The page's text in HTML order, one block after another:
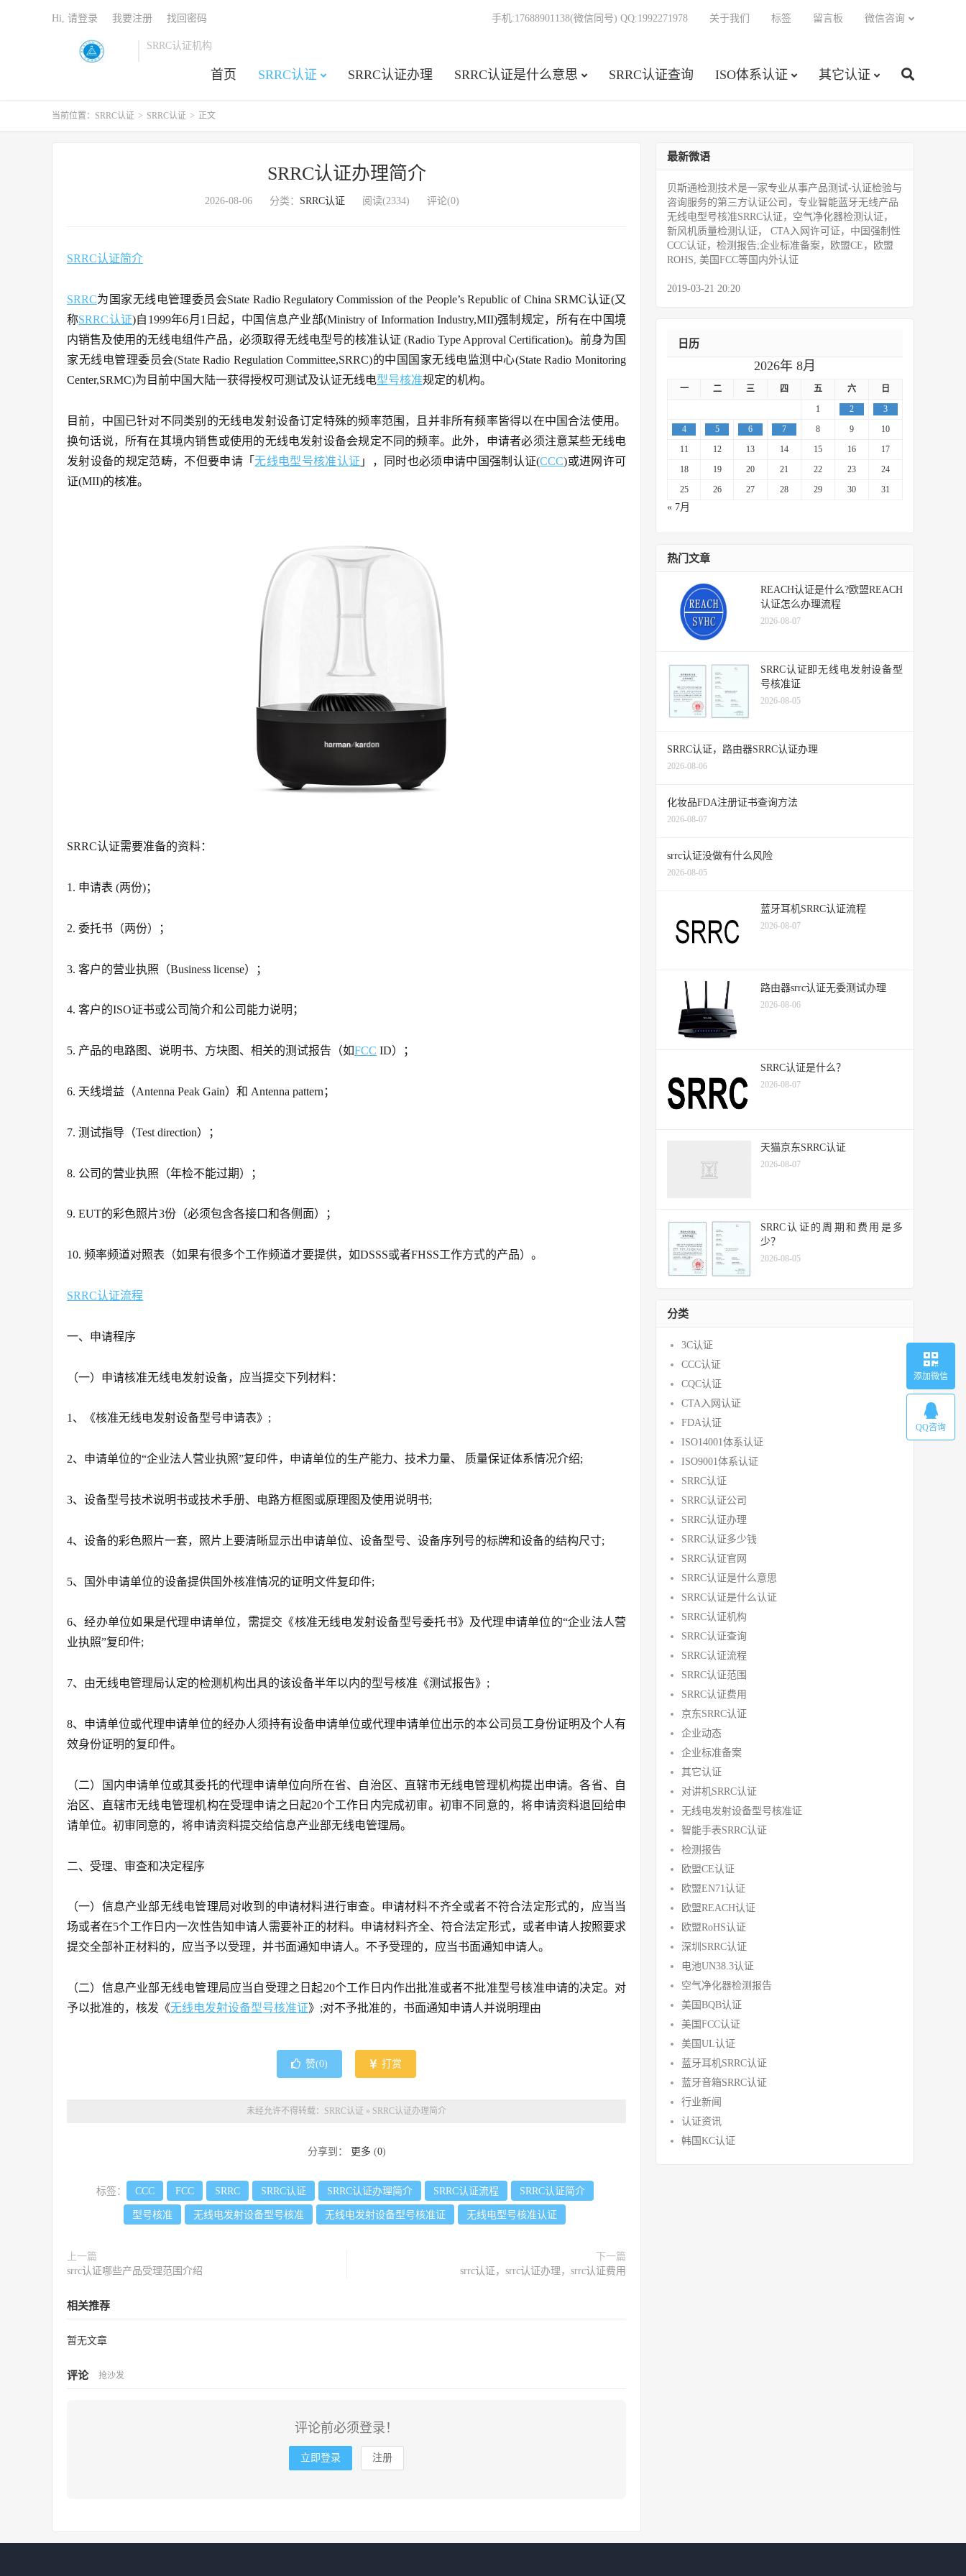
SRRC认证机构
首页 SRRC认证 SRRC认证办理 SRRC认证是什么意思 SRRC认证查询 ISO体系认证 其它认证
手机:17688901138(微信同号) QQ:1992271978 关于我们 标签 留言板 微信咨询
Hi, 请登录 我要注册 找回密码
当前位置： SRRC认证 > SRRC认证 > 正文
SRRC认证办理简介
2026-08-06 分类： SRRC认证 阅读(2334) 评论(0)
SRRC认证简介
SRRC为国家无线电管理委员会State Radio Regulatory Commission of the People’s Republic of China SRMC认证(又
称SRRC认证)自1999年6月1日起，中国信息产业部(Ministry of Information Industry,MII)强制规定，所有在中国境
内销售及使用的无线电组件产品，必须取得无线电型号的核准认证 (Radio Type Approval Certification)。前身为国
家无线电管理委员会(State Radio Regulation Committee,SRRC)的中国国家无线电监测中心(State Radio Monitoring
Center,SRMC)为目前中国大陆一获得授权可测试及认证无线电型号核准规定的机构。
目前，中国已针对不同类别的无线电发射设备订定特殊的频率范围，且并非所有频率皆得以在中国合法使用。
换句话说，所有在其境内销售或使用的无线电发射设备会规定不同的频率。此外，申请者必须注意某些无线电
发射设备的规定范畴，不但要申请「无线电型号核准认证 」，同时也必须申请中国强制认证(CCC)或进网许可
证(MII)的核准。
SRRC认证需要准备的资料：
1. 申请表 (两份)；
2. 委托书（两份）；
3. 客户的营业执照（Business license）；
4. 客户的ISO证书或公司简介和公司能力说明；
5. 产品的电路图、说明书、方块图、相关的测试报告（如FCC ID）；
6. 天线增益（Antenna Peak Gain）和 Antenna pattern；
7. 测试指导（Test direction）；
8. 公司的营业执照（年检不能过期）；
9. EUT的彩色照片3份（必须包含各接口和各侧面）；
10. 频率频道对照表（如果有很多个工作频道才要提供，如DSSS或者FHSS工作方式的产品）。
SRRC认证流程
一、申请程序
（一）申请核准无线电发射设备，应当提交下列材料：
1、《核准无线电发射设备型号申请表》;
2、申请单位的“企业法人营业执照”复印件，申请单位的生产能力、技术力量、 质量保证体系情况介绍;
3、设备型号技术说明书或技术手册、电路方框图或原理图及使用说明书;
4、设备的彩色照片一套，照片上要清晰显示出申请单位、设备型号、设备序列号的标牌和设备的结构尺寸;
5、国外申请单位的设备提供国外核准情况的证明文件复印件;
6、经办单位如果是代理申请单位，需提交《核准无线电发射设备型号委托书》及代理申请单位的“企业法人营
业执照”复印件;
7、由无线电管理局认定的检测机构出具的该设备半年以内的型号核准《测试报告》;
8、申请单位或代理申请单位的经办人须持有设备申请单位或代理申请单位出示的本公司员工身份证明及个人有
效身份证明的复印件。
（二）国内申请单位或其委托的代理申请单位向所在省、自治区、直辖市无线电管理机构提出申请。各省、自
治区、直辖市无线电管理机构在受理申请之日起20个工作日内完成初审。初审不同意的，将申请资料退回给申
请单位。初审同意的，将申请资料提交给信息产业部无线电管理局。
二、受理、审查和决定程序
（一）信息产业部无线电管理局对收到的申请材料进行审查。申请材料不齐全或者不符合法定形式的，应当当
场或者在5个工作日内一次性告知申请人需要补正的材料。申请材料齐全、符合法定形式，或者申请人按照要求
提交全部补正材料的，应当予以受理，并书面通知申请人。不予受理的，应当书面通知申请人。
（二）信息产业部无线电管理局应当自受理之日起20个工作日内作出批准或者不批准型号核准申请的决定。对
予以批准的，核发《无线电发射设备型号核准证》;对不予批准的，书面通知申请人并说明理由
赞(0) 打赏
未经允许不得转载： SRRC认证 » SRRC认证办理简介
分享到： 更多 (0)
标签： CCC FCC SRRC SRRC认证 SRRC认证办理简介 SRRC认证流程 SRRC认证简介
型号核准 无线电发射设备型号核准 无线电发射设备型号核准证 无线电型号核准认证
上一篇
srrc认证哪些产品受理范围介绍
下一篇
srrc认证，srrc认证办理，srrc认证费用
相关推荐
暂无文章
评论 抢沙发
评论前必须登录！
立即登录 注册
最新微语
贝斯通检测技术是一家专业从事产品测试­-认证检验与
咨询服务的第三方认证公司，专业智能蓝牙无线产品
无线电型号核准SRRC认证，空气净化器检测认证，
新风机质量检测认证， CTA入网许可证，中国强制性
CCC认证，检测报告;企业标准备案，欧盟CE，欧盟
ROHS, 美国FCC等国内外认证
2019-03-21 20:20
日历
2026年 8月
一 二 三 四 五 六
日
1
2
3
4
5 6 7 8 9
10
11
12 13 14 15 16
17
18
19 20 21 22 23
24
25
26 27 28 29 30 31
« 7月
热门文章
REACH认证是什么?欧盟REACH
认证怎么办理流程
2026-08-07
SRRC认证即无线电发射设备型
号核准证
2026-08-05
SRRC认证，路由器SRRC认证办理
2026-08-06
化妆品FDA注册证书查询方法
2026-08-07
srrc认证没做有什么风险
2026-08-05
蓝牙耳机SRRC认证流程
2026-08-07
路由器srrc认证无委测试办理
2026-08-06
SRRC认证是什么？
2026-08-07
天猫京东SRRC认证
2026-08-07
SRRC认证的周期和费用是多
少？
2026-08-05
分类
3C认证
CCC认证
CQC认证
CTA入网认证
FDA认证
ISO14001体系认证
ISO9001体系认证
SRRC认证
SRRC认证公司
SRRC认证办理
SRRC认证多少钱
SRRC认证官网
SRRC认证是什么意思
SRRC认证是什么认证
SRRC认证机构
SRRC认证查询
SRRC认证流程
SRRC认证范围
SRRC认证费用
京东SRRC认证
企业动态
企业标准备案
其它认证
对讲机SRRC认证
无线电发射设备型号核准证
智能手表SRRC认证
检测报告
欧盟CE认证
欧盟EN71认证
欧盟REACH认证
欧盟RoHS认证
深圳SRRC认证
电池UN38.3认证
空气净化器检测报告
美国BQB认证
美国FCC认证
美国UL认证
蓝牙耳机SRRC认证
蓝牙音箱SRRC认证
行业新闻
认证资讯
韩国KC认证
添加微信
QQ咨询